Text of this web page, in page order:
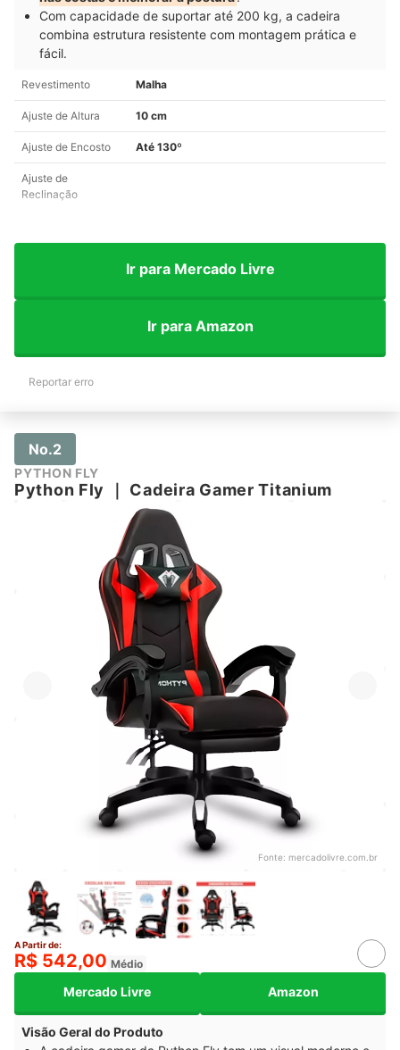
Com capacidade de suportar até 200 kg, a cadeira
combina estrutura resistente com montagem prática e
fácil.
Revestimento Malha
Ajuste de Altura 10 cm
Ajuste de Encosto Até 130º
Ajuste de
Reclinação
Ir para Mercado Livre
Ir para Amazon
Reportar erro
No.2
PYTHON FLY
Python Fly ｜ Cadeira Gamer Titanium
Fonte: mercadolivre.com.br
A Partir de:
R$ 542,00 Médio
Mercado Livre Amazon
Visão Geral do Produto